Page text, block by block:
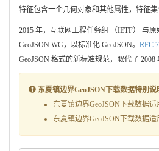
特征包含一个几何对象和其他属性，特征集
2015 年，互联网工程任务组 （IETF） 与
GeoJSON WG，以标准化 GeoJSON。 RFC
GeoJSON 格式的新标准规范，取代了 2008
东夏镇边界GeoJSON下载数据特别说
东夏镇边界GeoJSON下载数据适
东夏镇边界GeoJSON下载数据适